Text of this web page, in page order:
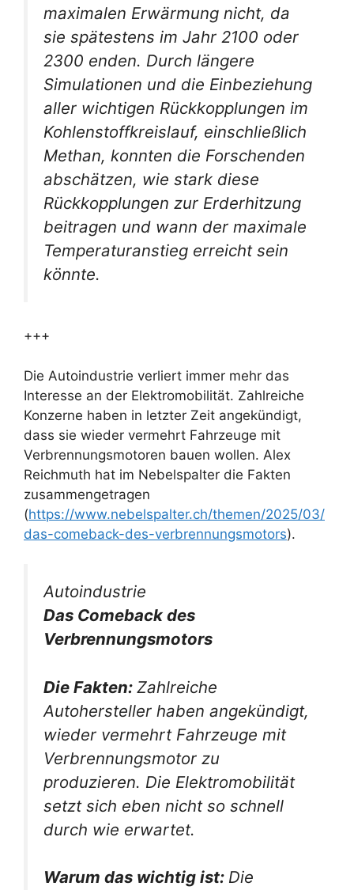
maximalen Erwärmung nicht, da
sie spätestens im Jahr 2100 oder
2300 enden. Durch längere
Simulationen und die Einbeziehung
aller wichtigen Rückkopplungen im
Kohlenstoffkreislauf, einschließlich
Methan, konnten die Forschenden
abschätzen, wie stark diese
Rückkopplungen zur Erderhitzung
beitragen und wann der maximale
Temperaturanstieg erreicht sein
könnte.
+++
Die Autoindustrie verliert immer mehr das
Interesse an der Elektromobilität. Zahlreiche
Konzerne haben in letzter Zeit angekündigt,
dass sie wieder vermehrt Fahrzeuge mit
Verbrennungsmotoren bauen wollen. Alex
Reichmuth hat im Nebelspalter die Fakten
zusammengetragen
(https://www.nebelspalter.ch/themen/2025/03/
das-comeback-des-verbrennungsmotors).
Autoindustrie
Das Comeback des
Verbrennungsmotors
Die Fakten: Zahlreiche
Autohersteller haben angekündigt,
wieder vermehrt Fahrzeuge mit
Verbrennungsmotor zu
produzieren. Die Elektromobilität
setzt sich eben nicht so schnell
durch wie erwartet.
Warum das wichtig ist: Die